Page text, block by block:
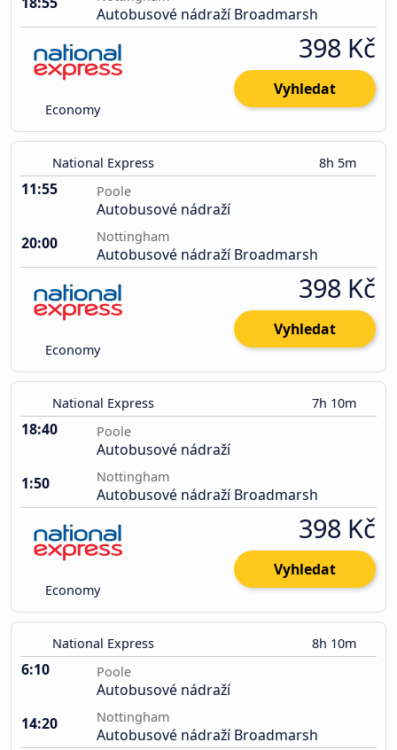
Autobusové nádraží Broadmarsh
Economy
398 Kč
Vyhledat
National Express 8h 5m
11:55 Poole
Autobusové nádraží
20:00
Nottingham
Autobusové nádraží Broadmarsh
Economy
398 Kč
Vyhledat
National Express 7h 10m
18:40 Poole
Autobusové nádraží
1:50
Nottingham
Autobusové nádraží Broadmarsh
Economy
398 Kč
Vyhledat
National Express 8h 10m
6:10 Poole
Autobusové nádraží
14:20
Nottingham
Autobusové nádraží Broadmarsh